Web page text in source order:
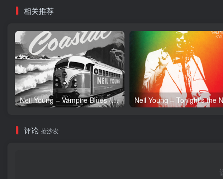
相关推荐
Neil Young – Vampire Blues (Live) – Single(054391239303)【24bit／96.0kHz】土耳其区
评论 抢沙发